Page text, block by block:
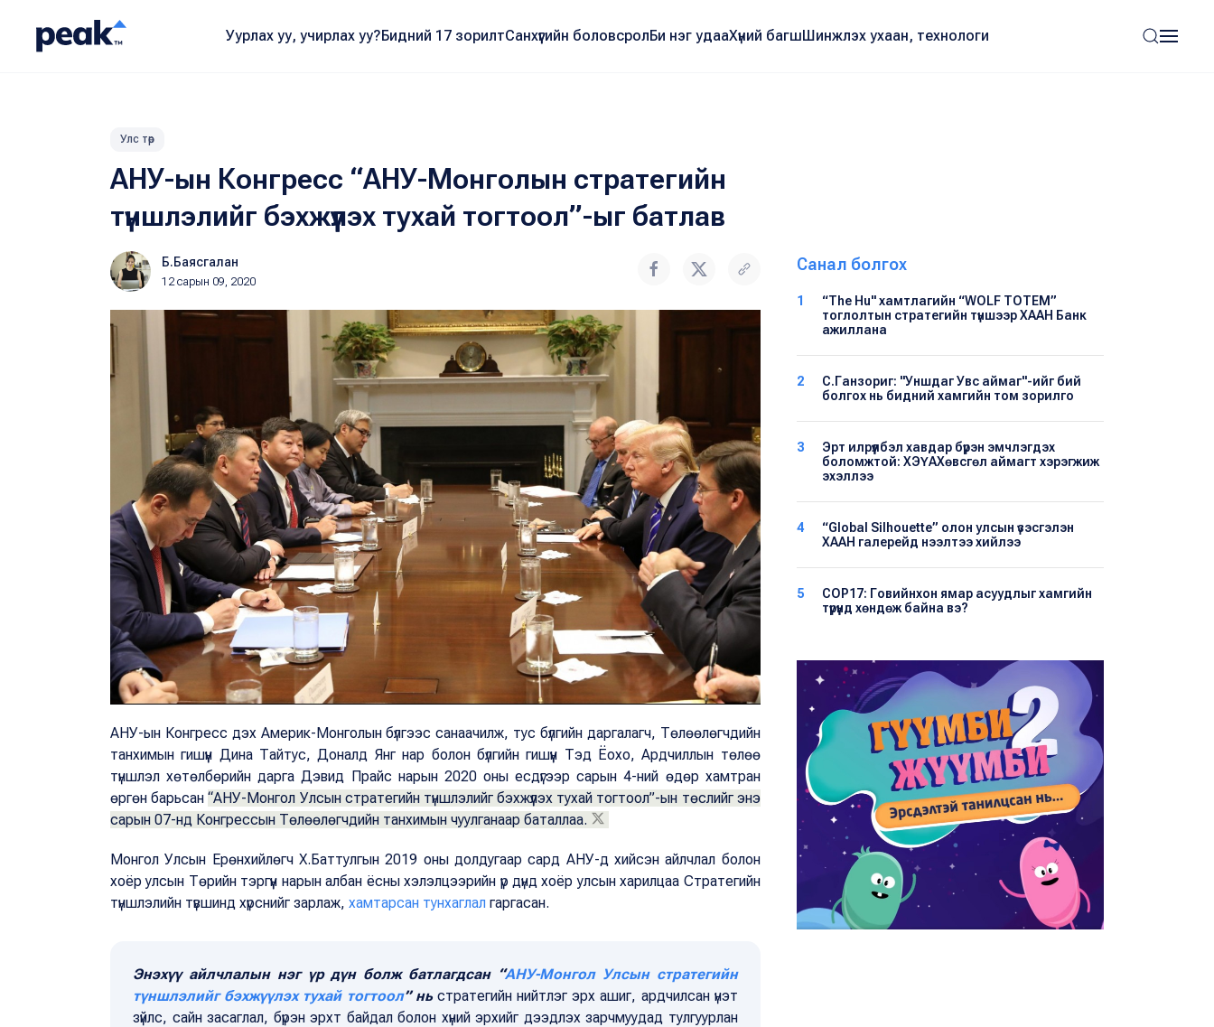
Уурлах уу, учирлах уу?Бидний 17 зорилтСанхүүгийн боловсролБи нэг удааХүний багшШинжлэх ухаан, технологи
Улс төр
АНУ-ын Конгресс “АНУ-Монголын стратегийн
түншлэлийг бэхжүүлэх тухай тогтоол”-ыг батлав
Б.Баясгалан
12 сарын 09, 2020
АНУ-ын Конгресс дэх Америк-Монголын бүлгээс санаачилж, тус бүлгийн даргалагч, Төлөөлөгчдийн
танхимын гишүүн Дина Тайтус, Доналд Янг нар болон бүлгийн гишүүн Тэд Ёохо, Ардчиллын төлөө
түншлэл хөтөлбөрийн дарга Дэвид Прайс нарын 2020 оны есдүгээр сарын 4-ний өдөр хамтран
өргөн барьсан“АНУ-Монгол Улсын стратегийн түншлэлийг бэхжүүлэх тухай тогтоол”-ын төслийг энэ
сарын 07-нд Конгрессын Төлөөлөгчдийн танхимын чуулганаар баталлаа.
Монгол Улсын Ерөнхийлөгч Х.Баттулгын 2019 оны долдугаар сард АНУ-д хийсэн айлчлал болон
хоёр улсын Төрийн тэргүүн нарын албан ёсны хэлэлцээрийн үр дүнд хоёр улсын харилцаа Стратегийн
түншлэлийн түвшинд хүрснийг зарлаж, хамтарсан тунхаглал гаргасан.
Энэхүү айлчлалын нэг үр дүн болж батлагдсан “АНУ-Монгол Улсын стратегийн
түншлэлийг бэхжүүлэх тухай тогтоол” нь стратегийн нийтлэг эрх ашиг, ардчилсан үнэт
зүйлс, сайн засаглал, бүрэн эрхт байдал болон хүний эрхийг дээдлэх зарчмуудад тулгуурлан
Санал болгох
1
“The Hu" хамтлагийн “WOLF TOTEM”
тоглолтын стратегийн түншээр ХААН Банк
ажиллана
2
С.Ганзориг: "Уншдаг Увс аймаг"-ийг бий
болгох нь бидний хамгийн том зорилго
3
Эрт илрүүлбэл хавдар бүрэн эмчлэгдэх
боломжтой: ХЭҮА​Хөвсгөл аймагт хэрэгжиж
эхэллээ
4
“Global Silhouette” олон улсын үзэсгэлэн
ХААН галерейд нээлтээ хийлээ
5
COP17: Говийнхон ямар асуудлыг хамгийн
түрүүнд хөндөж байна вэ?